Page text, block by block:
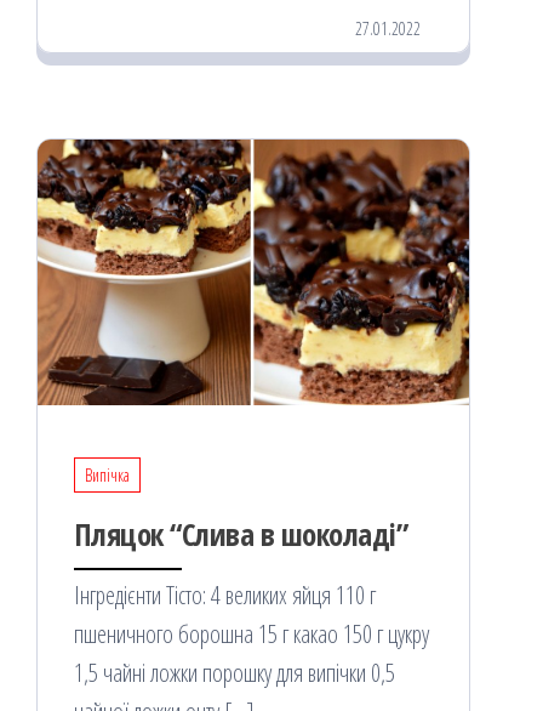
oo od ит
я
27.01.2022
Випічка
Пляцок “Слива в шоколаді”
Інгредієнти Тісто: 4 великих яйця 110 г
пшеничного борошна 15 г какао 150 г цукру
1,5 чайні ложки порошку для випічки 0,5